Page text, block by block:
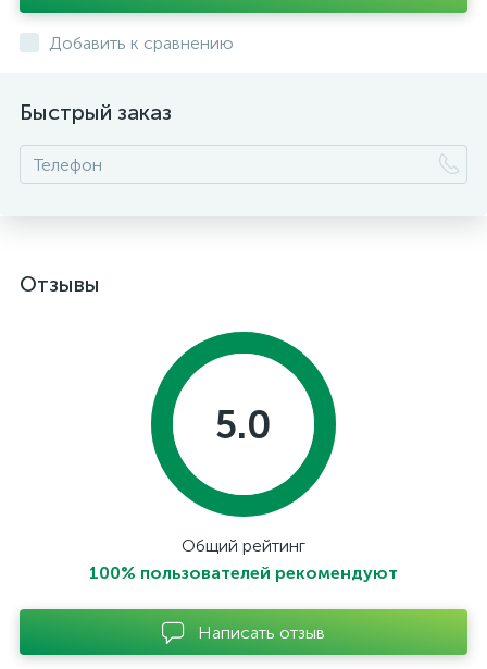
Добавить к сравнению
Быстрый заказ
Отзывы
5.0
Общий рейтинг
100% пользователей рекомендуют
Написать отзыв